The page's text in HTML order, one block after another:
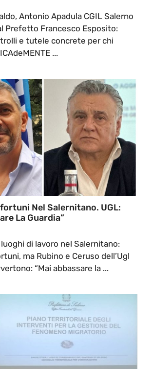
Antonio Apadula CGIL Salerno
Prefetto Francesco Esposito:
e tutele concrete per chi
...
Nel Salernitano. UGL:
La Guardia”
di lavoro nel Salernitano:
ma Rubino e Ceruso dell’Ugl
“Mai abbassare la ...